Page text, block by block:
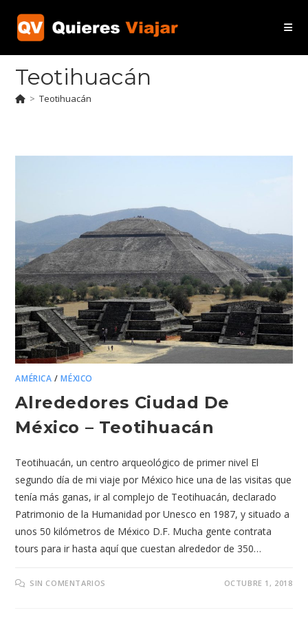
contenido
Teotihuacán
> Teotihuacán
AMÉRICA /MÉXICO
Alrededores Ciudad De
México – Teotihuacán
Teotihuacán, un centro arqueológico de primer nivel El
segundo día de mi viaje por México hice una de las visitas que
tenía más ganas, ir al complejo de Teotihuacán, declarado
Patrimonio de la Humanidad por Unesco en 1987, y situado a
unos 50 kilómetros de México D.F. Mucha gente contrata
tours para ir hasta aquí que cuestan alrededor de 350…
SIN COMENTARIOS OCTUBRE 1, 2018